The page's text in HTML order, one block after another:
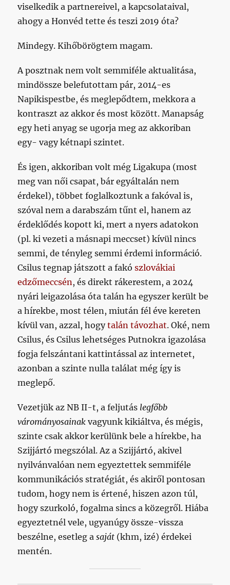
viselkedik a partnereivel, a kapcsolataival,
ahogy a Honvéd tette és teszi 2019 óta?
Mindegy. Kihőbörögtem magam.
A posztnak nem volt semmiféle aktualitása,
mindössze belefutottam pár, 2014-es
Napikispestbe, és meglepődtem, mekkora a
kontraszt az akkor és most között. Manapság
egy heti anyag se ugorja meg az akkoriban
egy- vagy kétnapi szintet.
És igen, akkoriban volt még Ligakupa (most
meg van női csapat, bár egyáltalán nem
érdekel), többet foglalkoztunk a fakóval is,
szóval nem a darabszám tűnt el, hanem az
érdeklődés kopott ki, mert a nyers adatokon
(pl. ki vezeti a másnapi meccset) kívül nincs
semmi, de tényleg semmi érdemi információ.
Csilus tegnap játszott a fakószlovákiai
edzőmeccsén, és direkt rákerestem, a 2024
nyári leigazolása óta talán ha egyszer került be
a hírekbe, most télen, miután fél éve kereten
kívül van, azzal, hogytalán távozhat. Oké, nem
Csilus, és Csilus lehetséges Putnokra igazolása
fogja felszántani kattintással az internetet,
azonban a szinte nulla találat még így is
meglepő.
Vezetjük az NB II-t, a feljutás legfőbb
várományosainakvagyunk kikiáltva, és mégis,
szinte csak akkor kerülünk bele a hírekbe, ha
Szijjártó megszólal. Az a Szijjártó, akivel
nyilvánvalóan nem egyeztettek semmiféle
kommunikációs stratégiát, és akiről pontosan
tudom, hogy nem is értené, hiszen azon túl,
hogy szurkoló, fogalma sincs a közegről. Hiába
egyeztetnél vele, ugyanúgy össze-vissza
beszélne, esetleg asaját (khm, izé) érdekei
mentén.